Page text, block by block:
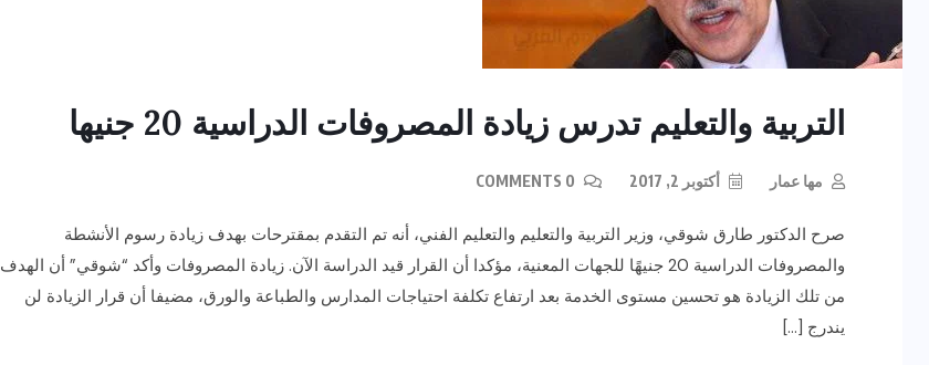
التربية والتعليم تدرس زيادة المصروفات الدراسية 20 جنيها
مها عمار أكتوبر 2, 2017
صرح الدكتور طارق شوقي، وزير التربية والتعليم والتعليم الفني، أنه تم التقدم بمقترحات بهدف زيادة رسوم الأنشطة
والمصروفات الدراسية 20 جنيهًا للجهات المعنية، مؤكدا أن القرار قيد الدراسة الآن. زيادة المصروفات وأكد “شوقي” أن الهدف
من تلك الزيادة هو تحسين مستوى الخدمة بعد ارتفاع تكلفة احتياجات المدارس والطباعة والورق، مضيفا أن قرار الزيادة لن
يندرج […]